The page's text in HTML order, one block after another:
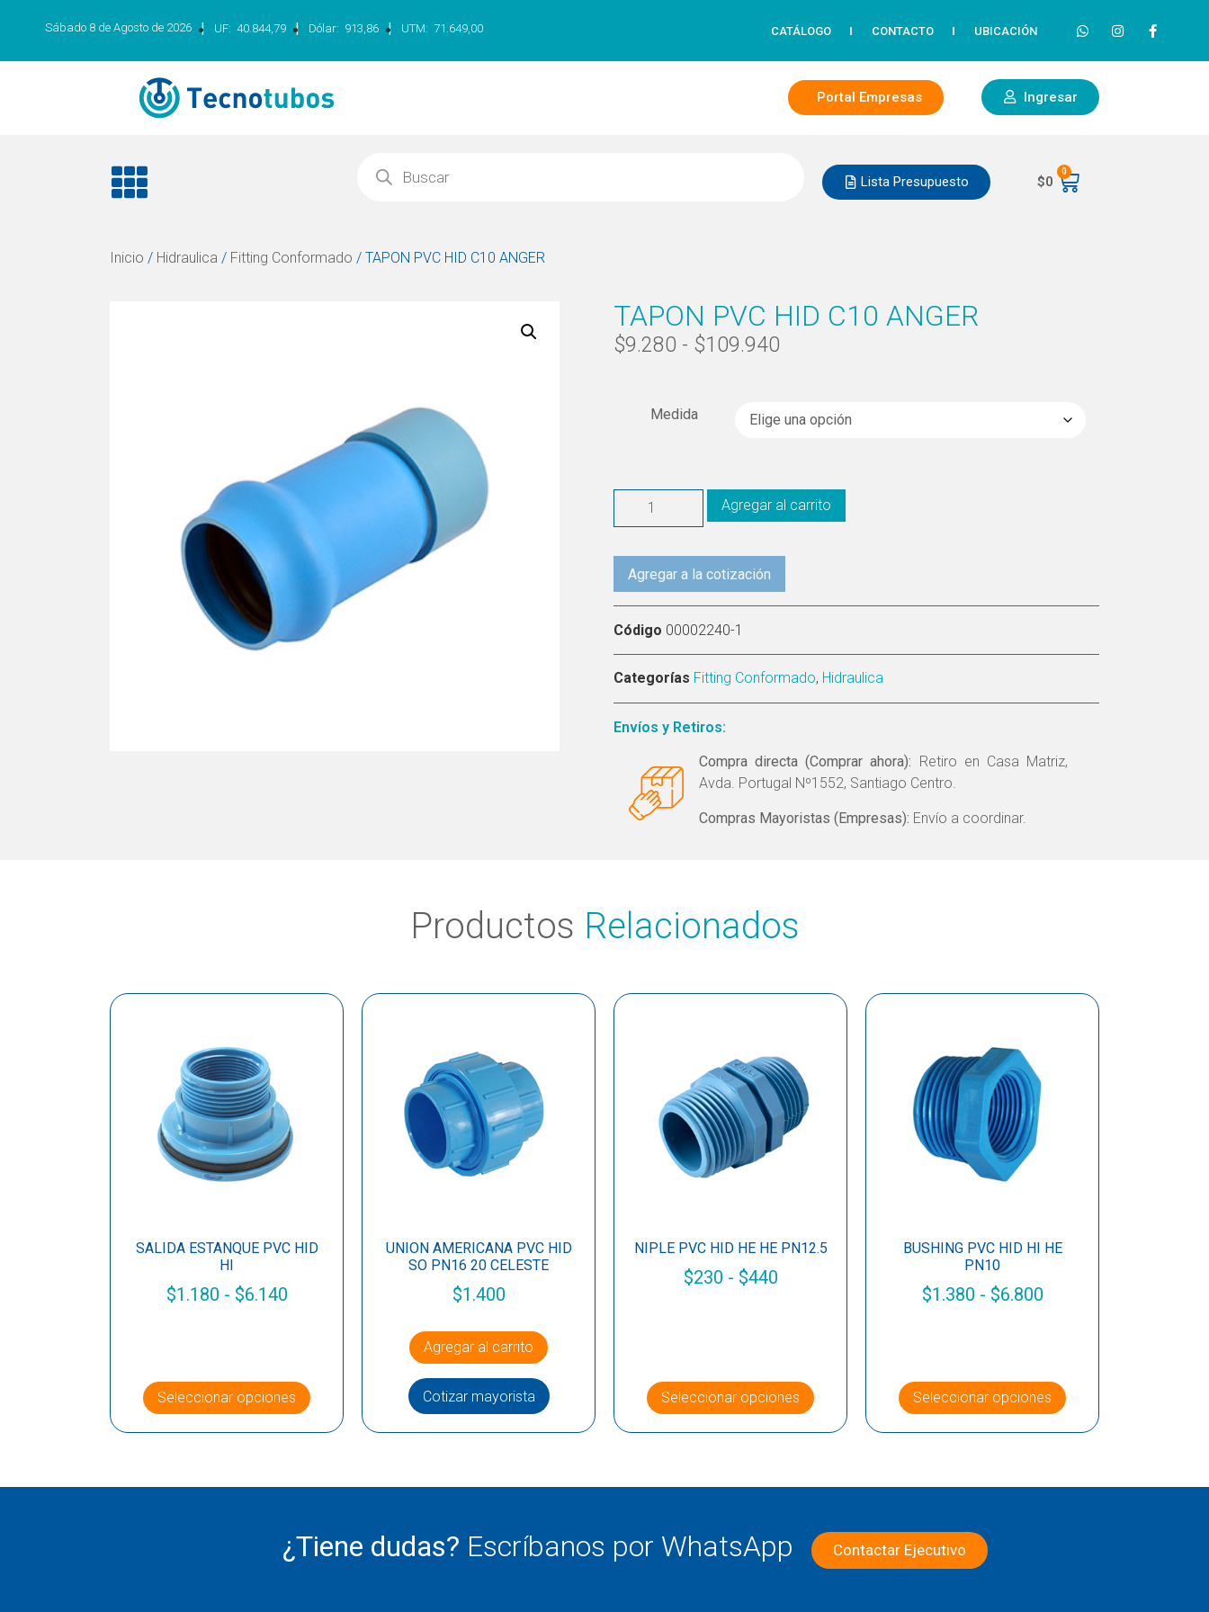
Sábado 8 de Agosto de 2026 | UF: 40.844,79 | Dólar: 913,86 | UTM: 71.649,00 CATÁLOGO CONTACTO UBICACIÓN
Portal Empresas Ingresar
Lista Presupuesto $0
0
Inicio / Hidraulica / Fitting Conformado / TAPON PVC HID C10 ANGER
TAPON PVC HID C10 ANGER
$9.280 - $109.940
Medida
Agregar al carrito
Agregar a la cotización
Código 00002240-1
Categorías Fitting Conformado, Hidraulica
Envíos y Retiros:
Compra directa (Comprar ahora): Retiro en Casa Matriz,
Avda. Portugal Nº1552, Santiago Centro.
Compras Mayoristas (Empresas): Envío a coordinar.
Productos Relacionados
SALIDA ESTANQUE PVC HID
HI
$1.180 - $6.140
Seleccionar opciones
UNION AMERICANA PVC HID
SO PN16 20 CELESTE
$1.400
Agregar al carrito
Cotizar mayorista
NIPLE PVC HID HE HE PN12.5
$230 - $440
Seleccionar opciones
BUSHING PVC HID HI HE
PN10
$1.380 - $6.800
Seleccionar opciones
¿Tiene dudas? Escríbanos por WhatsApp Contactar Ejecutivo